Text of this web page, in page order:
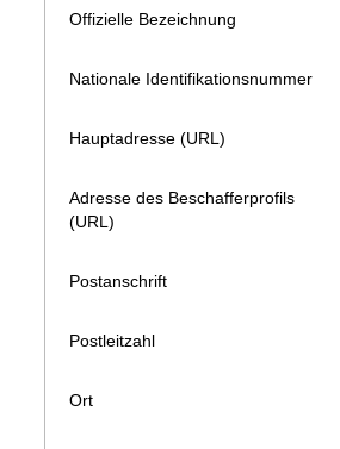
Offizielle Bezeichnung
Nationale Identifikationsnummer
Hauptadresse (URL)
Adresse des Beschafferprofils
(URL)
Postanschrift
Postleitzahl
Ort